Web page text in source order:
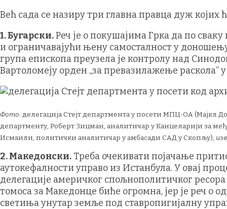
Већ сада се назиру три главна правца дуж којих
1. Бугарски.Реч је о покушајима Грка да по
и ограничавајући њену самосталност у
група епископа преузела је контролу над
Вартоломеју орден „за превазилажење раскола”
Фото: делегација Стејт департмента у посети МПЦ-ОА (Мајкл
департменту, Роберт Зицман, аналитичар у Канцеларији за
Исмаили, политички аналитичар у амбасади САД у Скопљу),
2. Македонски. Треба очекивати појачање
аутокефалности управо из Истанбула. У овај
делегације америчког спољнополитичког
томоса за Македонце биће огромна, јер је реч о
светиња унутар земље под ставропигијалну